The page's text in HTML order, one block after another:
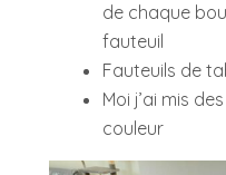
de chaque
fauteuil
Fauteuils de
Moi j’ai mis
couleur